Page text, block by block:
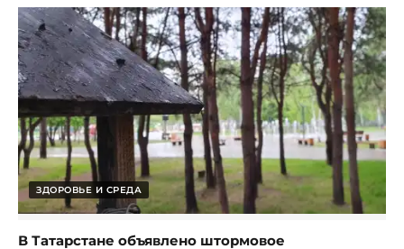
ЗДОРОВЬЕ И СРЕДА
В Татарстане объявлено штормовое